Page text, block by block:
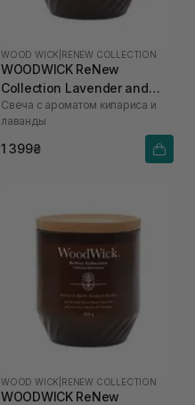
WOOD WICK RENEW COLLECTION
WOODWICK ReNew
Collection Lavender and
Cypress 184 г
Свеча с ароматом кипариса и
лаванды
1 399₴
WOOD WICK RENEW COLLECTION
WOODWICK ReNew